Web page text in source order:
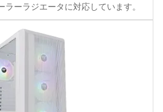
ラーラジエータに対応しています。